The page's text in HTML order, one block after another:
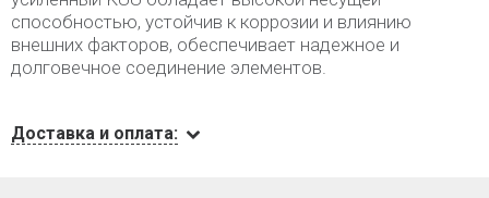
способностью, устойчив к коррозии и влиянию
внешних факторов, обеспечивает надежное и
долговечное соединение элементов.
Доставка и оплата: